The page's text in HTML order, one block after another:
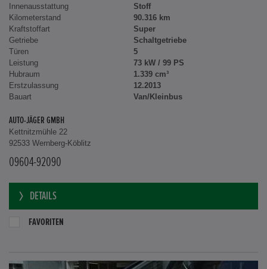
Innenausstattung
Stoff
Kilometerstand
90.316 km
Kraftstoffart
Super
Getriebe
Schaltgetriebe
Türen
5
Leistung
73 kW / 99 PS
Hubraum
1.339 cm³
Erstzulassung
12.2013
Bauart
Van/Kleinbus
AUTO-JÄGER GMBH
Kettnitzmühle 22
92533 Wernberg-Köblitz
09604-92090
DETAILS
FAVORITEN